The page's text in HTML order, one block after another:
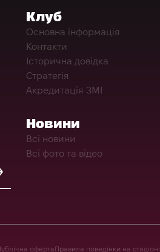
Клуб
Основна інформація
Контакти
Історична довідка
Стратегія
Акредитація ЗМІ
Новини
Всі новини
Всі фото та відео
офертаПравила поведінки на стадіоні